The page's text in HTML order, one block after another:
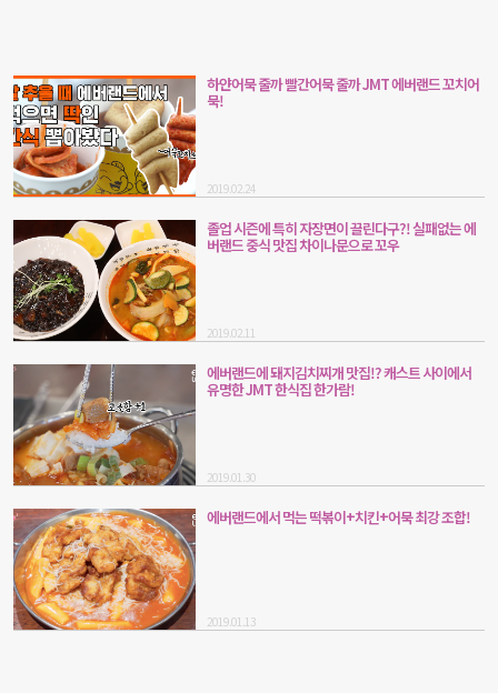
하얀어묵 줄까 빨간어묵 줄까 JMT 에버랜드 꼬치어
묵!
2019.02.24
졸업 시즌에 특히 자장면이 끌린다구?! 실패없는 에
버랜드 중식 맛집 차이나문으로 꼬우
2019.02.11
에버랜드에 돼지김치찌개 맛집!? 캐스트 사이에서
유명한 JMT 한식집 한가람!
2019.01.30
에버랜드에서 먹는 떡볶이+치킨+어묵 최강 조합!
2019.01.13